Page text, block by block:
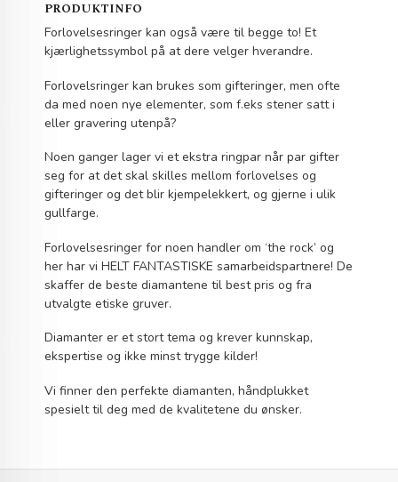
PRODUKTINFO
Forlovelsesringer kan også være til begge to! Et
kjærlighetssymbol på at dere velger hverandre.
Forlovelsringer kan brukes som gifteringer, men ofte
da med noen nye elementer, som f.eks stener satt i
eller gravering utenpå?
Noen ganger lager vi et ekstra ringpar når par gifter
seg for at det skal skilles mellom forlovelses og
gifteringer og det blir kjempelekkert, og gjerne i ulik
gullfarge.
Forlovelsesringer for noen handler om ‘the rock’ og
her har vi HELT FANTASTISKE samarbeidspartnere! De
skaffer de beste diamantene til best pris og fra
utvalgte etiske gruver.
Diamanter er et stort tema og krever kunnskap,
ekspertise og ikke minst trygge kilder!
Vi finner den perfekte diamanten, håndplukket
spesielt til deg med de kvalitetene du ønsker.